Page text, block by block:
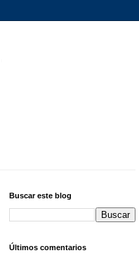
Buscar este blog
Últimos comentarios